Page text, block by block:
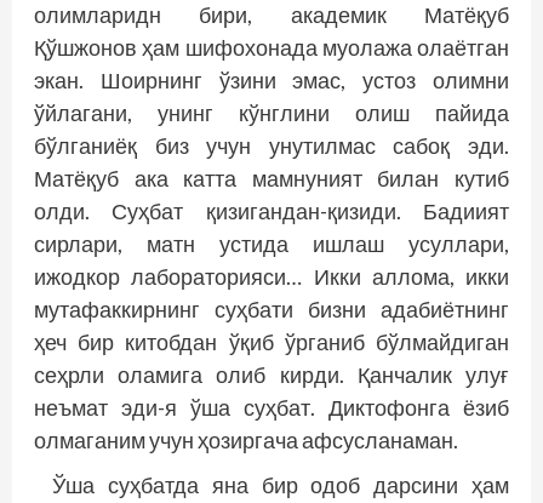
олимларидн бири, академик Матёқуб
Қўшжонов ҳам шифохонада муолажа олаётган
экан. Шоирнинг ўзини эмас, устоз олимни
ўйлагани, унинг кўнглини олиш пайи­­да
бўлганиёқ биз учун унутилмас сабоқ эди.
Матёқуб ака катта мамнуният билан кутиб
олди. Суҳбат қизигандан-қизиди. Бадиият
сирлари, матн устида ишлаш усуллари,
ижодкор лабораторияси… Икки аллома, икки
мутафаккирнинг суҳбати бизни адабиётнинг
ҳеч бир китобдан ўқиб ўрганиб бўлмайдиган
сеҳрли оламига олиб кирди. Қанчалик улуғ
неъмат эди-я ўша суҳбат. Диктофонга ёзиб
олмаганим учун ҳозиргача афсусланаман.
Ўша суҳбатда яна бир одоб дарсини ҳам